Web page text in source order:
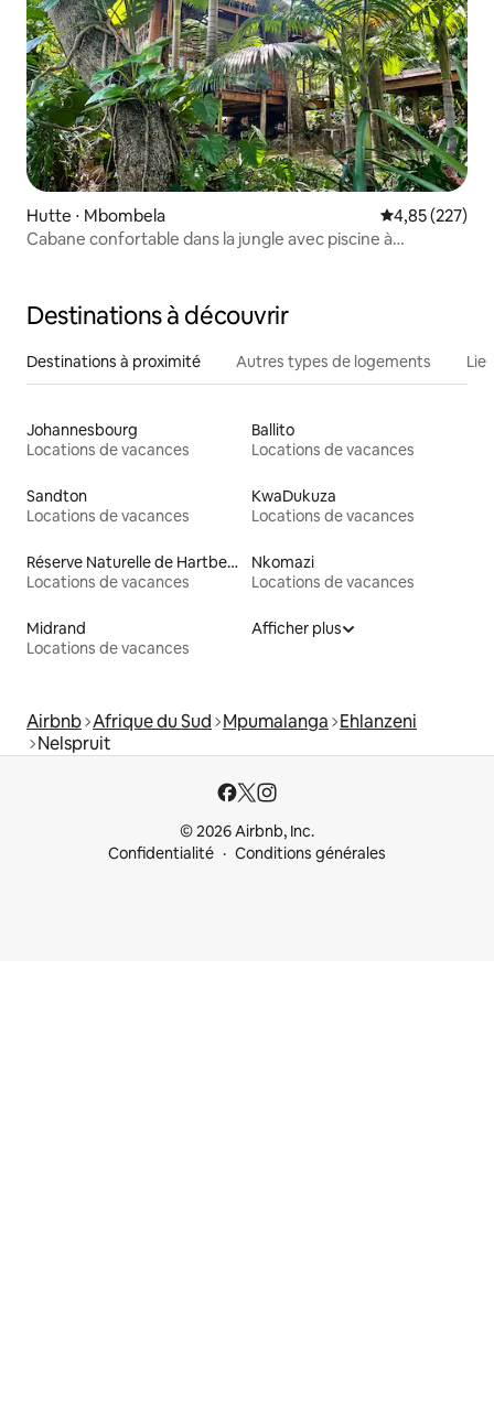
Hutte ⋅ Mbombela Évaluation
4,85 (227)
Cabane confortable dans la jungle avec piscine à
Destinations à découvrir
Destinations à proximité Autres types de logements
Johannesbourg
Locations de vacances
Ballito
Locations de vacances
Sandton
Locations de vacances
KwaDukuza
Locations de vacances
Réserve Naturelle de Hartbeespoort
Locations de vacances
Nkomazi
Locations de vacances
Midrand
Locations de vacances
Afficher plus
Airbnb Afrique du Sud Mpumalanga Ehlanzeni
Nelspruit
© 2026 Airbnb, Inc.
Confidentialité
Conditions générales